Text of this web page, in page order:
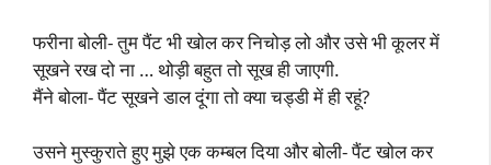
फरीना बोली- तुम पैंट भी खोल कर निचोड़ लो और उसे भी कूलर में
सूखने रख दो ना … थोड़ी बहुत तो सूख ही जाएगी.
मैंने बोला- पैंट सूखने डाल दूंगा तो क्या चड्डी में ही रहूं?
उसने मुस्कुराते हुए मुझे एक कम्बल दिया और बोली- पैंट खोल कर